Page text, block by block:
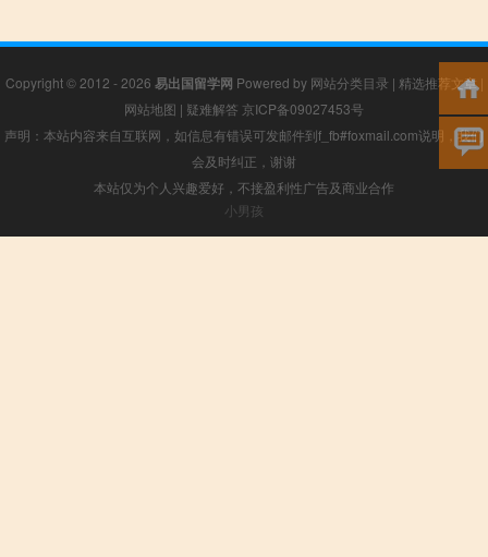
Copyright © 2012 - 2026 易出国留学网 Powered by 网站分类目录 | 精选推荐文章|
网站地图 | 疑难解答 京ICP备09027453号
声明：本站内容来自互联网，如信息有错误可发邮件到f_fb#foxmail.com说明，我们
会及时纠正，谢谢
本站仅为个人兴趣爱好，不接盈利性广告及商业合作
小男孩